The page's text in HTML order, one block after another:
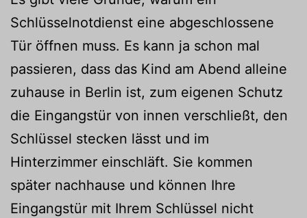
Schlüsselnotdienst eine abgeschlossene
Tür öffnen muss. Es kann ja schon mal
passieren, dass das Kind am Abend alleine
zuhause in Berlin ist, zum eigenen Schutz
die Eingangstür von innen verschließt, den
Schlüssel stecken lässt und im
Hinterzimmer einschläft. Sie kommen
später nachhause und können Ihre
Eingangstür mit Ihrem Schlüssel nicht